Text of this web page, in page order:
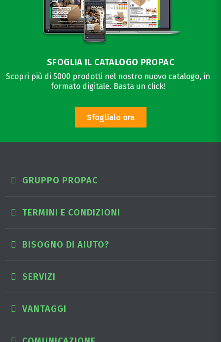
SFOGLIA IL CATALOGO PROPAC
Scopri più di 5000 prodotti nel nostro nuovo catalogo, in
formato digitale. Basta un click!
Sfoglialo ora
GRUPPO PROPAC
TERMINI E CONDIZIONI
BISOGNO DI AIUTO?
SERVIZI
VANTAGGI